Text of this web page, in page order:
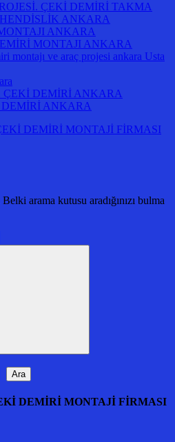
ÇEKİ DEMİRİ TAKMA
ANKARA
ANKARA
MONTAJI ANKARA
montajı ve araç projesi ankara Usta
DEMİRİ ANKARA
ANKARA
arama kutusu aradığınızı bulma
Ara
DEMİRİ MONTAJİ FİRMASI